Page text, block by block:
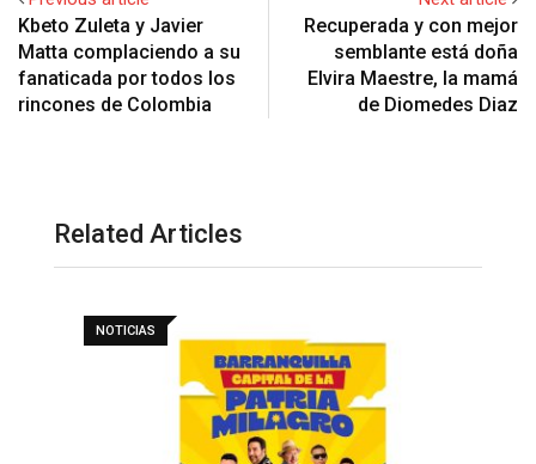
Kbeto Zuleta y Javier
Matta complaciendo a su
fanaticada por todos los
rincones de Colombia
Recuperada y con mejor
semblante está doña
Elvira Maestre, la mamá
de Diomedes Diaz
Related Articles
NOTICIAS